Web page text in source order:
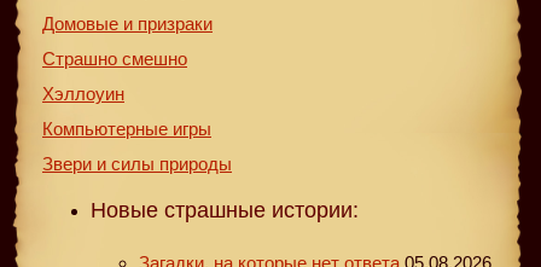
Домовые и призраки
Страшно смешно
Хэллоуин
Компьютерные игры
Звери и силы природы
Новые страшные истории:
Загадки, на которые нет ответа 05.08.2026